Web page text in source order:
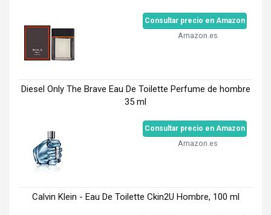
Consultar precio en Amazon
Amazon.es
Diesel Only The Brave Eau De Toilette Perfume de hombre
35 ml
Consultar precio en Amazon
Amazon.es
Calvin Klein - Eau De Toilette Ckin2U Hombre, 100 ml